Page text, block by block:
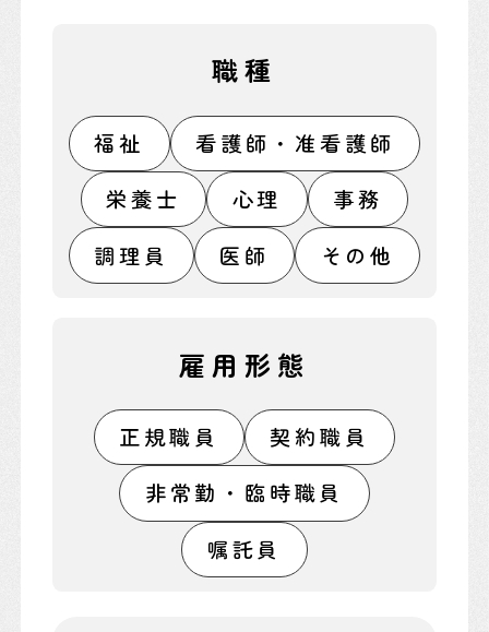
職種
福祉
看護師・准看護師
栄養士
心理
事務
調理員
医師 その他
雇用形態
正規職員
契約職員
非常勤・臨時職員
嘱託員